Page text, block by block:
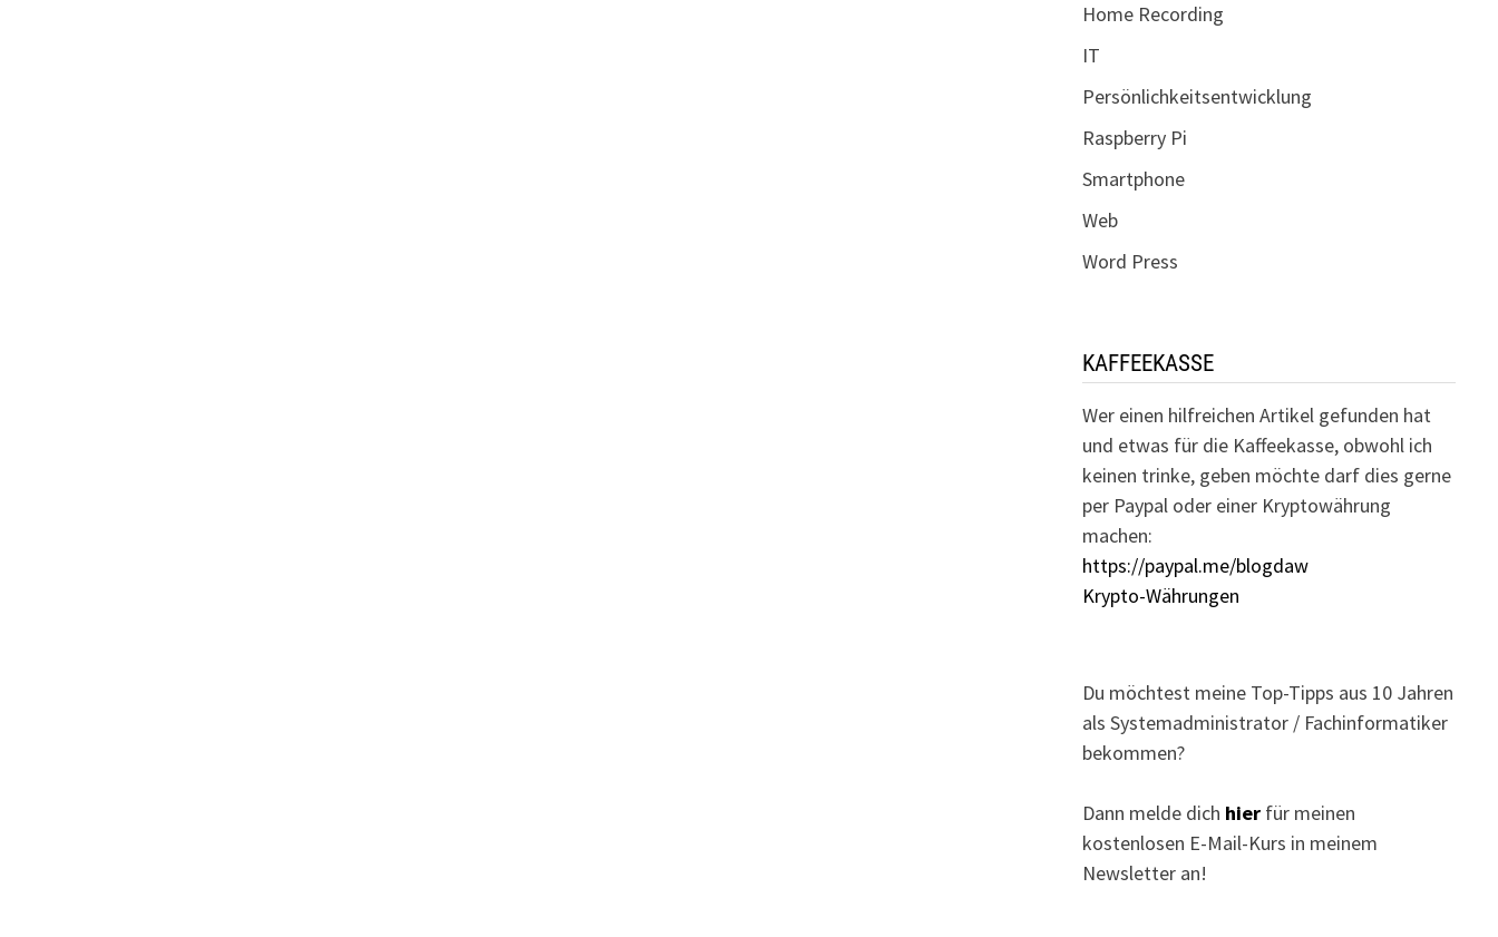
Home Recording
IT
Persönlichkeitsentwicklung
Raspberry Pi
Smartphone
Web
Word Press
KAFFEEKASSE
Wer einen hilfreichen Artikel gefunden hat
und etwas für die Kaffeekasse, obwohl ich
keinen trinke, geben möchte darf dies gerne
per Paypal oder einer Kryptowährung
machen:
https://paypal.me/blogdaw
Krypto-Währungen
Du möchtest meine Top-Tipps aus 10 Jahren
als Systemadministrator / Fachinformatiker
bekommen?
Dann melde dich hierfür meinen
kostenlosen E-Mail-Kurs in meinem
Newsletter an!